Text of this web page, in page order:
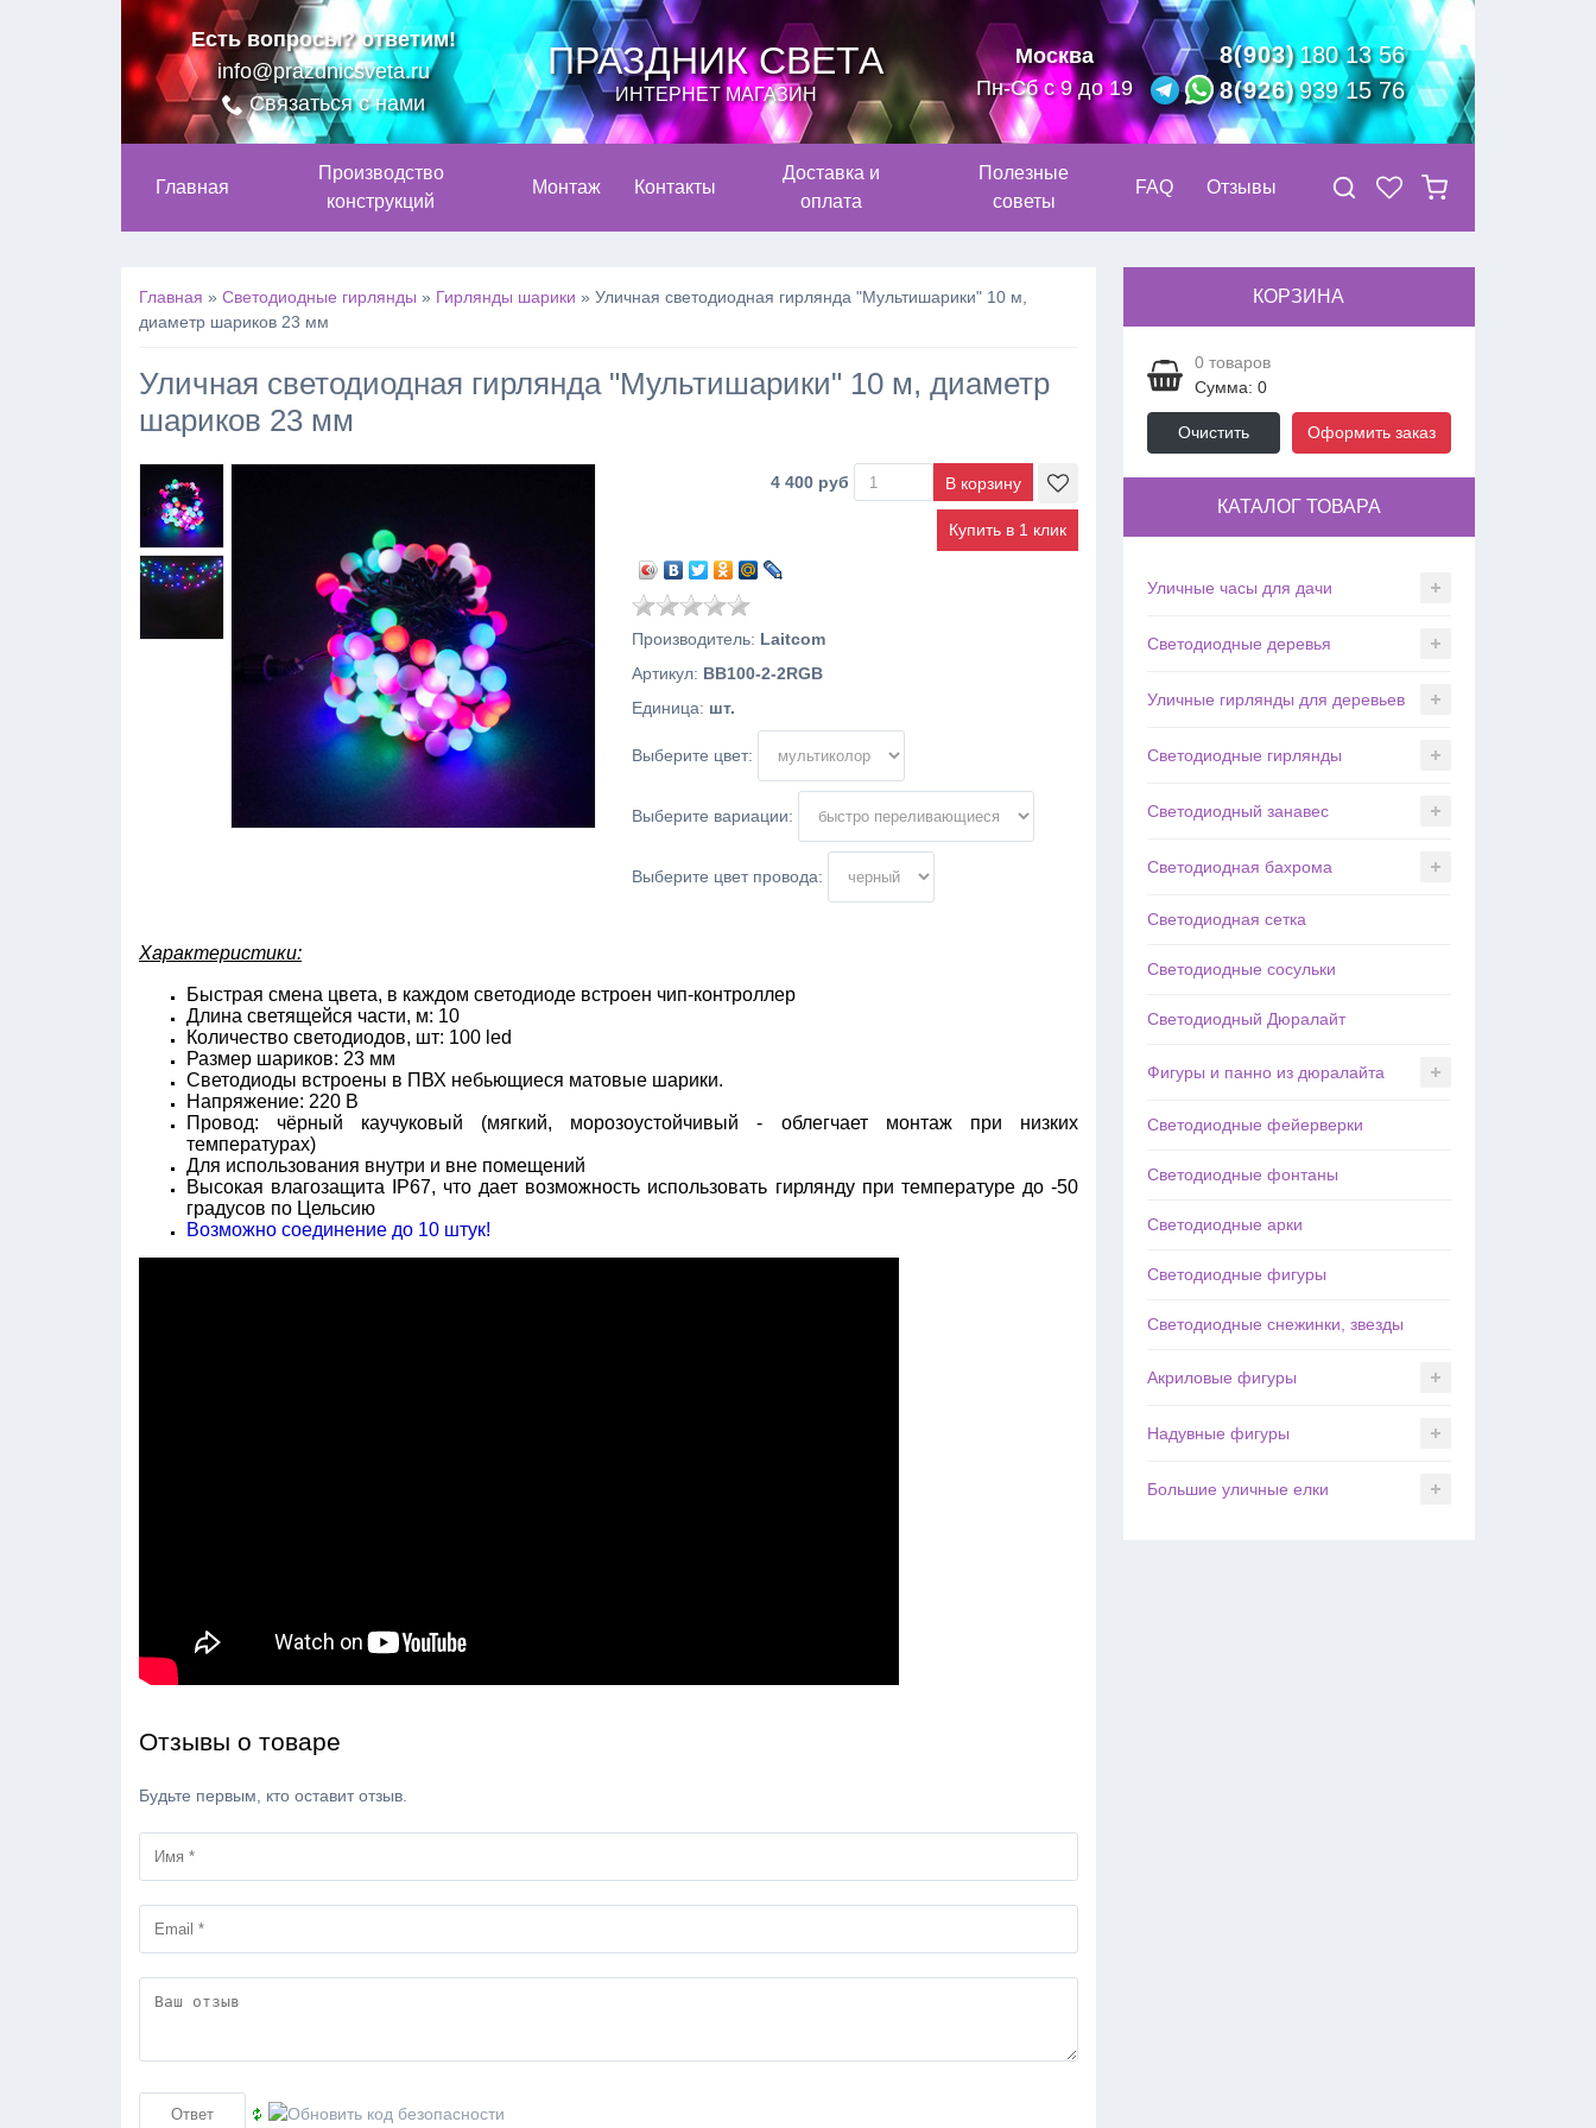
Есть вопросы? ответим!
info@prazdnicsveta.ru
Связаться с нами
ПРАЗДНИК СВЕТА
ИНТЕРНЕТ МАГАЗИН
Москва
Пн-Сб с 9 до 19
8(903)180 13 56
8(926)939 15 76
Главная
Производство
конструкций
Монтаж Контакты
Доставка и
оплата
Полезные
советы
FAQ Отзывы
Главная » Светодиодные гирлянды » Гирлянды шарики » Уличная светодиодная гирлянда "Мультишарики" 10 м,
диаметр шариков 23 мм
Уличная светодиодная гирлянда "Мультишарики" 10 м, диаметр
шариков 23 мм
4 400 руб
Купить в 1 клик
Производитель: Laitcom
Артикул: BB100-2-2RGB
Единица: шт.
Выберите цвет:
Выберите вариации:
Выберите цвет провода:
Характеристики:
Быстрая смена цвета, в каждом светодиоде встроен чип-контроллер
Длина светящейся части, м: 10
Количество светодиодов, шт: 100 led
Размер шариков: 23 мм
Светодиоды встроены в ПВХ небьющиеся матовые шарики.
Напряжение: 220 В
Провод: чёрный каучуковый (мягкий, морозоустойчивый - облегчает монтаж при низких
температурах)
Для использования внутри и вне помещений
Высокая влагозащита IP67, что дает возможность использовать гирлянду при температуре до -50
градусов по Цельсию
Возможно соединение до 10 штук!
Отзывы о товаре
Будьте первым, кто оставит отзыв.
КОРЗИНА
0товаров
Сумма: 0
Очистить Оформить заказ
КАТАЛОГ ТОВАРА
Уличные часы для дачи
Светодиодные деревья
Уличные гирлянды для деревьев
Светодиодные гирлянды
Светодиодный занавес
Светодиодная бахрома
Светодиодная сетка
Светодиодные сосульки
Светодиодный Дюралайт
Фигуры и панно из дюралайта
Светодиодные фейерверки
Светодиодные фонтаны
Светодиодные арки
Светодиодные фигуры
Светодиодные снежинки, звезды
Акриловые фигуры
Надувные фигуры
Большие уличные елки